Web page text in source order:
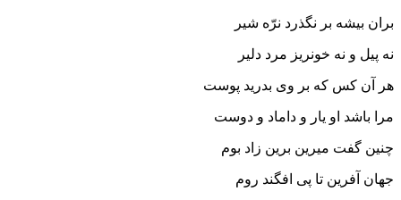
بران بیشه بر نگذرد نرّه شیر
نه پیل و نه خونریز مرد دلیر
هر آن کس که بر وى بدرید پوست
مرا باشد او یار و داماد و دوست‏
چنین گفت میرین برین زاد بوم
جهان آفرین تا پى افگند روم‏